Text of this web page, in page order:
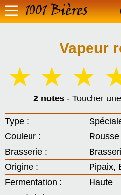
1001 Bières
Vapeur
☆
☆
☆
2 notes- Toucher
Type :
Couleur :
Rousse
Brasserie :
Origine :
Pipaix,
Fermentation :
Haute